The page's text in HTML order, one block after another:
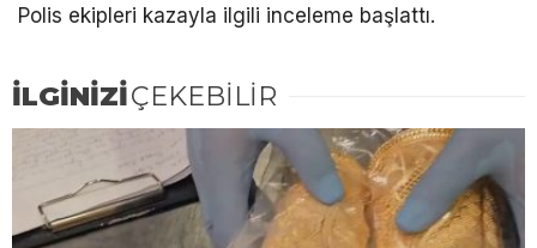
Polis ekipleri kazayla ilgili inceleme başlattı.
İLGİNİZİÇEKEBİLİR